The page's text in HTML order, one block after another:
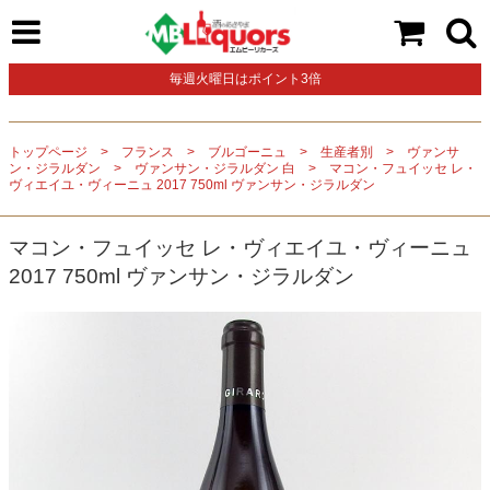
毎週火曜日はポイント3倍
トップページ フランス ブルゴーニュ 生産者別
ヴァンサ
ン・ジラルダン
ヴァンサン・ジラルダン 白
マコン・フュイッセ レ・
ヴィエイユ・ヴィーニュ 2017 750ml ヴァンサン・ジラルダン
マコン・フュイッセ レ・ヴィエイユ・ヴィーニュ
2017 750ml ヴァンサン・ジラルダン